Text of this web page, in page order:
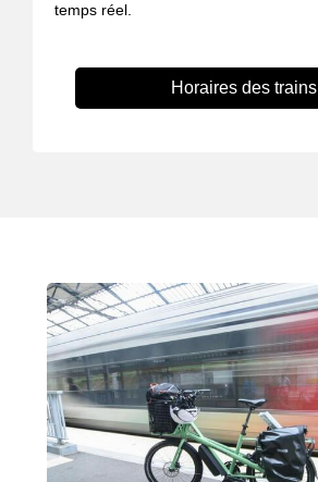
temps réel.
Horaires des trains